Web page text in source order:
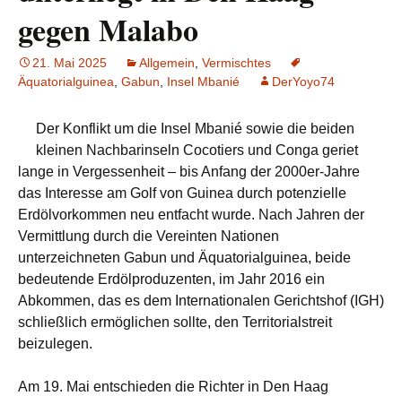
gegen Malabo
21. Mai 2025 Allgemein Vermischtes
Äquatorialguinea Gabun Insel Mbanié DerYoyo74
Der Konflikt um die Insel Mbanié sowie die beiden
kleinen Nachbarinseln Cocotiers und Conga geriet
lange in Vergessenheit – bis Anfang der 2000er-Jahre
das Interesse am Golf von Guinea durch potenzielle
Erdölvorkommen neu entfacht wurde. Nach Jahren der
Vermittlung durch die Vereinten Nationen
unterzeichneten Gabun und Äquatorialguinea, beide
bedeutende Erdölproduzenten, im Jahr 2016 ein
Abkommen, das es dem Internationalen Gerichtshof (IGH)
schließlich ermöglichen sollte, den Territorialstreit
beizulegen.
Am 19. Mai entschieden die Richter in Den Haag